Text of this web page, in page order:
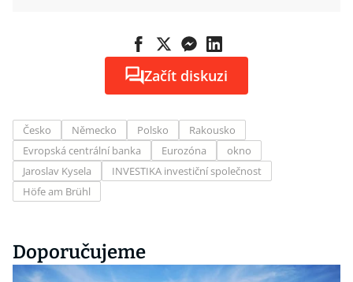
Začít diskuzi
Česko Německo Polsko
Rakousko
Evropská centrální banka
Eurozóna
okno
Jaroslav Kysela
INVESTIKA investiční společnost
Höfe am Brühl
Doporučujeme